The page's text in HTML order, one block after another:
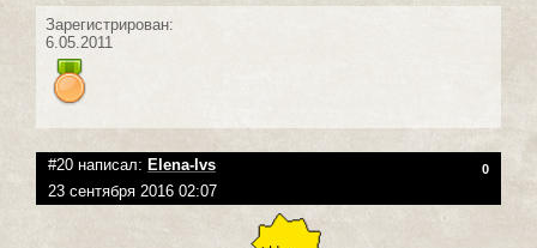
Зарегистрирован:
6.05.2011
#20 написал: Elena-lvs 0
23 сентября 2016 02:07